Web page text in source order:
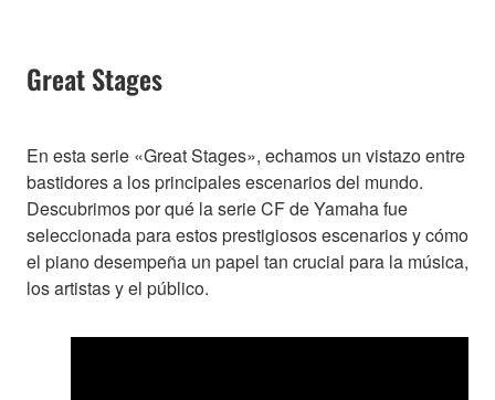
Great Stages
En esta serie «Great Stages», echamos un vistazo entre
bastidores a los principales escenarios del mundo.
Descubrimos por qué la serie CF de Yamaha fue
seleccionada para estos prestigiosos escenarios y cómo
el piano desempeña un papel tan crucial para la música,
los artistas y el público.